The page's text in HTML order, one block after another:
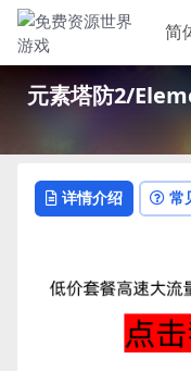
元素塔防2/
详情介绍 常